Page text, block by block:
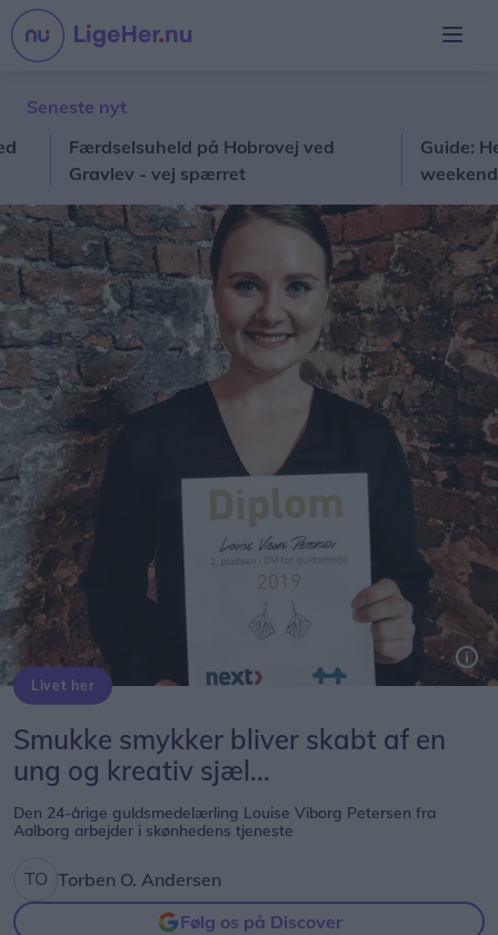
Seneste nyt
Færdselsuheld på Hobrovej ved
Gravlev - vej spærret
Guide: Her er
weekend
Livet her
Smukke smykker bliver skabt af en
ung og kreativ sjæl...
Den 24-årige guldsmedelærling Louise Viborg Petersen fra
Aalborg arbejder i skønhedens tjeneste
Torben O. Andersen
Følg os på Discover